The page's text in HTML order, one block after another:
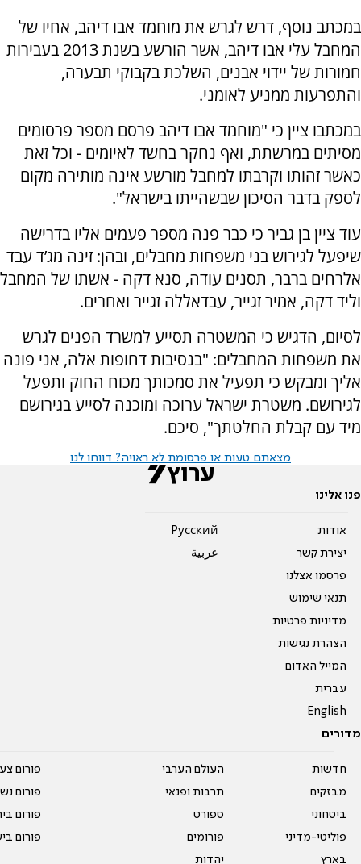
במכתב נוסף, דרש לגרש את מוחמד אבו דיהב, אחיו של
המחבל עלי אבו דיהב, אשר הורשע בשנת 2013 בעבירות
חמורות של יידוי אבנים, השלכת בקבוקי תבערה,
והתפרעות ממניע לאומני.
במכתבו ציין כי "מוחמד אבו דיהב פרסם מספר פרסומים
מסיתים במרשתת, ואף נחקר בחשד לאיומים - וכל זאת
כאשר זהותו וקרבתו למחבל מורשע אינה מותירה מקום
לספק בדבר הסיכון שבשהייתו בישראל".
עוד ציין בן גביר כי כבר פנה מספר פעמים אליו בדרישה
שיפעל לגירוש בני משפחות מחבלים, ובהן: זינה מג’ד עבד
אלרחים ברבר, תסנים עודה, סנא דקה - אשתו של המחבל
וליד דקה, אמיר זגייר, עבדאללה זגייר ואחרים.
לסיום, הדגיש כי המשטרה תסייע למשרד הפנים לגרש
את משפחות המחבלים: "בנסיבות דחופות אלה, אני פונה
אליך ומבקש כי תפעיל את סמכותך מכוח החוק ותפעל
לגירושם. משטרת ישראל ערוכה ומוכנה לסייע בגירושם
מיד עם קבלת החלטתך", סיכם.
מצאתם טעות או פרסומת לא ראויה? דווחו לנו
פנו אלינו
אודות
יצירת קשר
פרסמו אצלנו
תנאי שימוש
מדיניות פרטיות
הצהרת נגישות
המייל האדום
עברית
English
Pусский
عربية
מדורים
חדשות
מבזקים
ביטחוני
פוליטי-מדיני
בארץ
העולם הערבי
תרבות ופנאי
ספורט
פורומים
יהדות
פורום
פורום
פורום
פורום